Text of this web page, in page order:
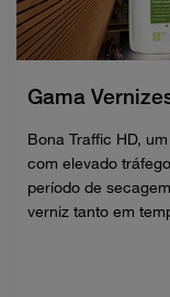
Gama
Bona Traffic HD,
com elevado
período de
verniz tanto em